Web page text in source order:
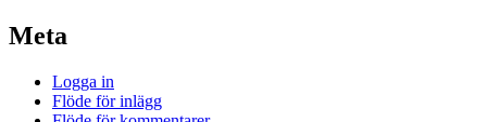
Meta
Logga in
Flöde för inlägg